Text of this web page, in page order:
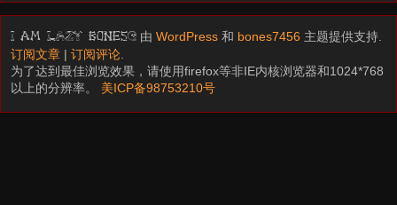
I am LAZY bones? 由WordPress 和 bones7456 主题提供支持.
订阅文章 |订阅评论
为了达到最佳浏览效果，请使用firefox等非IE内核浏览器和1024*768
以上的分辨率。 美ICP备98753210号